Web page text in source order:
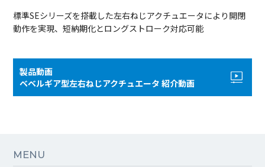
標準SEシリーズを搭載した左右ねじアクチュエータにより開閉
動作を実現、短納期化とロングストローク対応可能
製品動画
ベベルギア型左右ねじアクチュエータ 紹介動画
MENU